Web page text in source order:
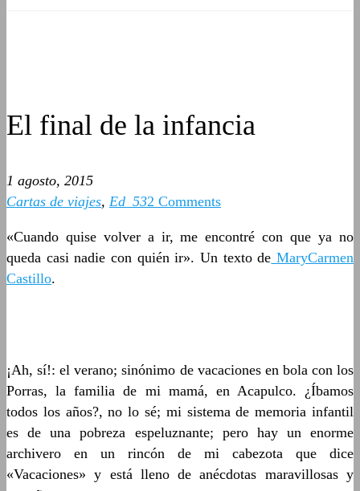
El final de la infancia
1 agosto, 2015
Cartas de viajes, Ed_532 Comments
«Cuando quise volver a ir, me encontré con que ya no
queda casi nadie con quién ir». Un texto de MaryCarmen
Castillo.
¡Ah, sí!: el verano; sinónimo de vacaciones en bola con los
Porras, la familia de mi mamá, en Acapulco. ¿Íbamos
todos los años?, no lo sé; mi sistema de memoria infantil
es de una pobreza espeluznante; pero hay un enorme
archivero en un rincón de mi cabezota que dice
«Vacaciones» y está lleno de anécdotas maravillosas y